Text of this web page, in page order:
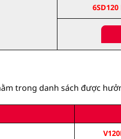
trong danh sách được